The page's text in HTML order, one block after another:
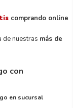
comprando online
de nuestras más de
con
en sucursal